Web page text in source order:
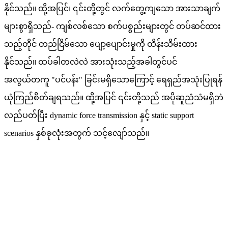
နိုင်သည်။ ထို့အပြင်၊ ၎င်းတို့တွင် လက်တွေ့ကျသော အားသာချက်
များစွာရှိသည်- ကျစ်လစ်သော စက်ပစ္စည်းများတွင် တပ်ဆင်ထား
သည့်တိုင် တည်ငြိမ်သော ပျော့ပျောင်းမှုကို ထိန်းသိမ်းထား
နိုင်သည်။ ထပ်ခါတလဲလဲ အားသုံးသည့်အခါတွင်ပင်
အလွယ်တကူ "ပင်ပန်း" ခြင်းမရှိသောကြောင့် ရေရှည်အသုံးပြုရန်
ယုံကြည်စိတ်ချရသည်။ ထို့အပြင် ၎င်းတို့သည် အပိုဆူညံသံမရှိဘဲ
လည်ပတ်ပြီး dynamic force transmission နှင့် static support
scenarios နှစ်ခုလုံးအတွက် သင့်လျော်သည်။